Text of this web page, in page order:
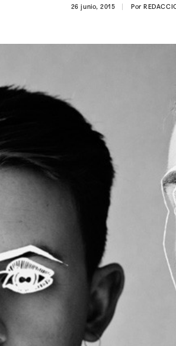
26 junio, 2015 Por